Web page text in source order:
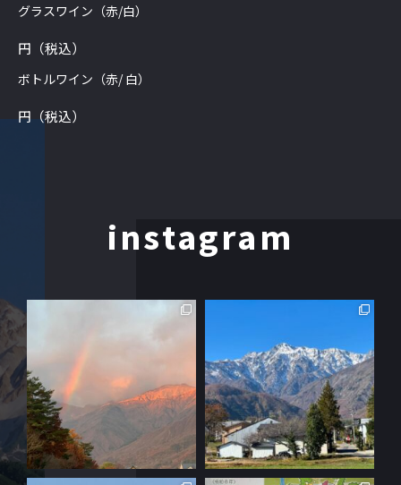
グラスワイン（赤/白）
円（税込）
ボトルワイン（赤/ 白）
円（税込）
instagram